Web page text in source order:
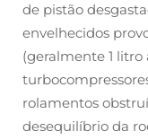
de pistão
envelhecidos
(geralmente 1 litro
rolamentos
desequilíbrio da